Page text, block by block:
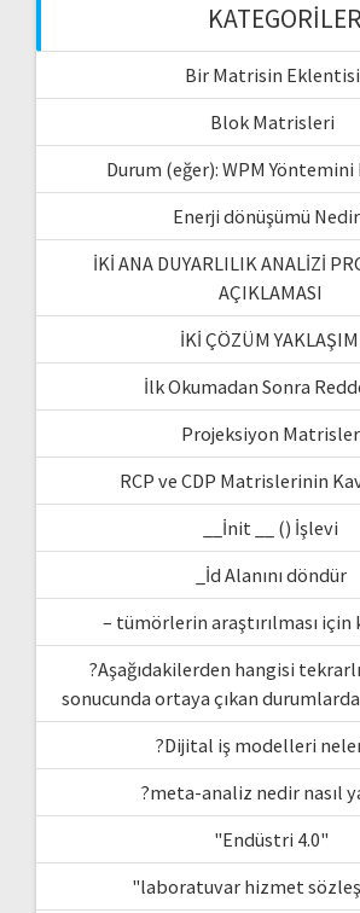
KATEGORILER
Bir Matrisin Eklentisi
Blok Matrisleri
Durum (eğer): WPM
Enerji dönüşümü
İKİ ANA DUYARLILIK ANALİZİ
AÇIKLAMASI
İKİ ÇÖZÜM
İlk Okumadan Sonra
Projeksiyon
RCP ve CDP Matrislerinin
__İnit __ () İşlevi
_İd Alanını döndür
– tümörlerin araştırılması için
?Aşağıdakilerden hangisi
sonucunda ortaya çıkan
?Dijital iş modelleri
?meta-analiz nedir nasıl
"Endüstri 4.0"
"laboratuvar hizmet